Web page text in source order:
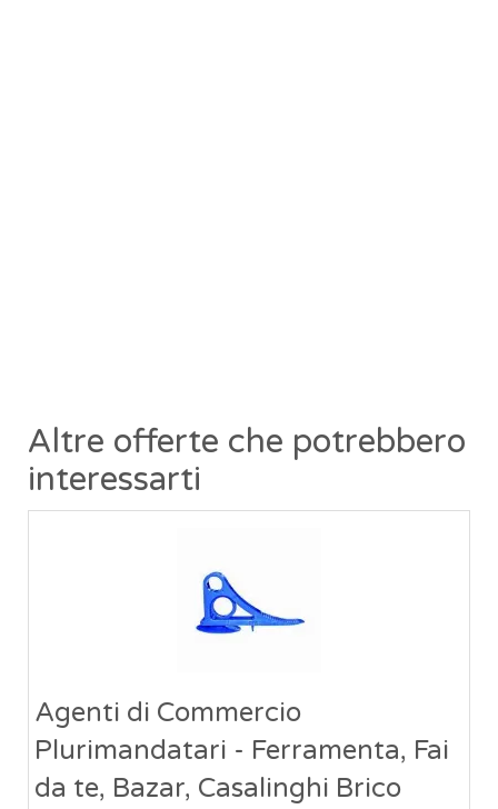
Altre offerte che potrebbero
interessarti
Agenti di Commercio
Plurimandatari - Ferramenta, Fai
da te, Bazar, Casalinghi Brico